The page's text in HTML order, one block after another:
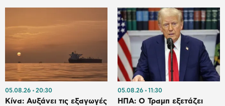
05.08.26 20:30
Κίνα: Αυξάνει τις εξαγωγές
05.08.26 11:30
ΗΠΑ: Ο Τραμπ εξετάζει